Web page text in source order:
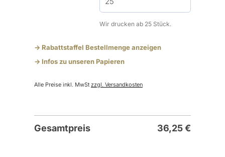
Wir drucken ab 25 Stück.
-> Rabattstaffel Bestellmenge anzeigen
-> Infos zu unseren Papieren
Alle Preise inkl. MwSt zzgl. Versandkosten
Gesamtpreis 36,25€